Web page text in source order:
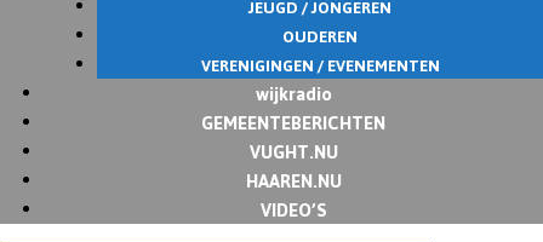
JEUGD / JONGEREN
OUDEREN
VERENIGINGEN / EVENEMENTEN
wijkradio
GEMEENTEBERICHTEN
VUGHT.NU
HAAREN.NU
VIDEO’S